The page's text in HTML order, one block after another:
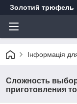
Золотий трюфель
Інформація для
Сложность
приготовления